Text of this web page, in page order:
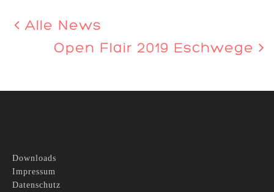
Alle News
Open Flair 2019 Eschwege
Downloads
Impressum
Datenschutz